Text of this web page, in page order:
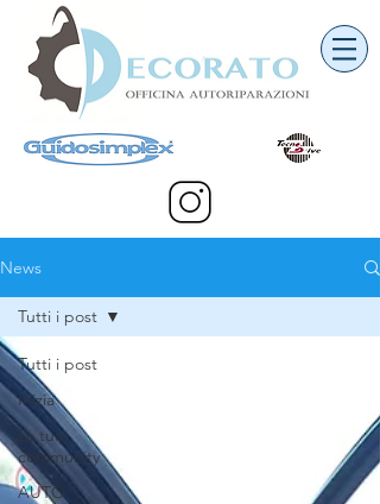
News
Tutti i post
Inizia
La tua
community
AUTO
Tutti i post